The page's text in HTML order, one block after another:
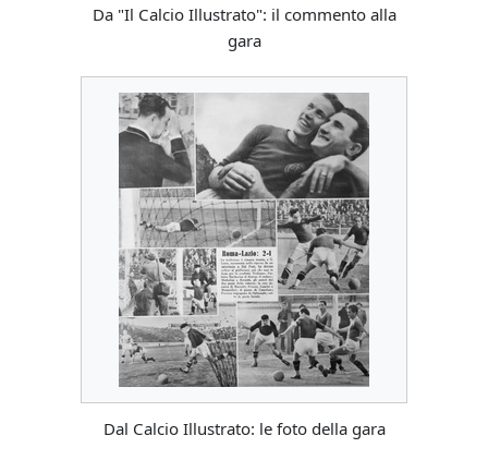
Da "Il Calcio Illustrato": il commento alla
gara
Dal Calcio Illustrato: le foto della gara